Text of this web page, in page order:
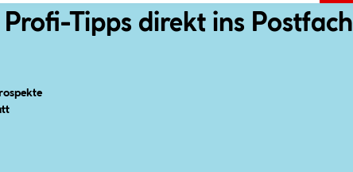
Tipps direkt ins Postfach